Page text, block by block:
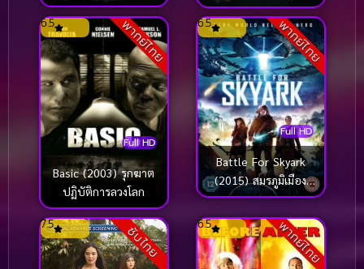
ตำนานบาฮูบาลี
Murder (2007)
พากย์ไทย
Full HD
6.5
Basic (2003) รุกฆาต
ปฏิบัติการลวงโลก
พากย์ไทย
Full HD
6.5
Battle For Skyark
(2015) สมรภูมิเมือง
ลอยฟ้า
ซับไทย
7.5 พากย์ไทย
6.5